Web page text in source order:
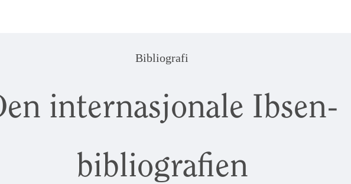
Bibliografi
internasjonale Ibsen-
bibliografien